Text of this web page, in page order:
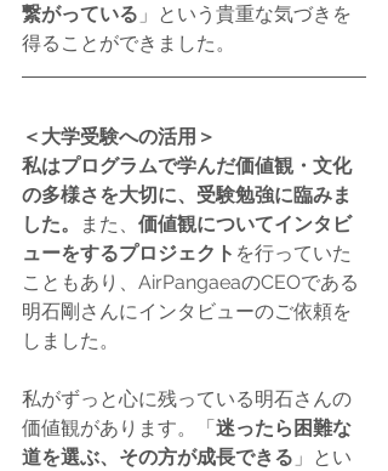
繋がっている 」という貴重な気づきを
得ることができました。
＜大学受験への活用＞
私はプログラムで学んだ価値観・文化
の多様さを大切に、受験勉強に臨みま
した。
また、 価値観についてインタビ
ューをするプロジェクト を行っていた
こともあり、AirPangaeaのCEOである
明石剛さんにインタビューのご依頼を
しました。
私がずっと心に残っている明石さんの
価値観があります。「迷ったら困難な
道を選ぶ、その方が成長できる 」とい